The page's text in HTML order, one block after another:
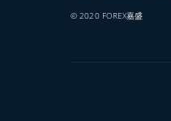
© 2020 FOREX嘉盛